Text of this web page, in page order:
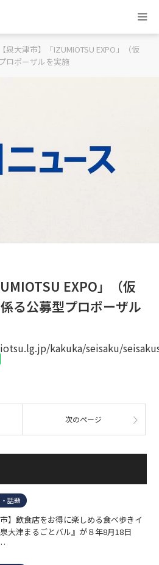
【泉大津市】「IZUMIOTSU EXPO」（仮
ロポーザルを実施
EXPO」（仮
る公募型プロポーザル
kakuka/seisaku/
次のページ
話題
市】飲食店をお得に楽しめる食べ歩きイ
大津まるごとバル』が８年8月18日